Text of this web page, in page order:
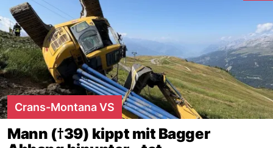
Crans-Montana VS
Mann (†39) kippt mit Bagger